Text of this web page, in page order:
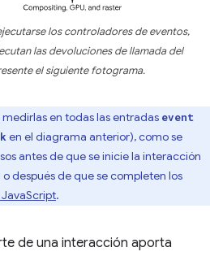
los controladores de eventos,
las devoluciones de llamada del
el siguiente fotograma.
en todas las entradas event
en el diagrama anterior), como se
antes de que se inicie la interacción
después de que se completen los
.
de una interacción aporta